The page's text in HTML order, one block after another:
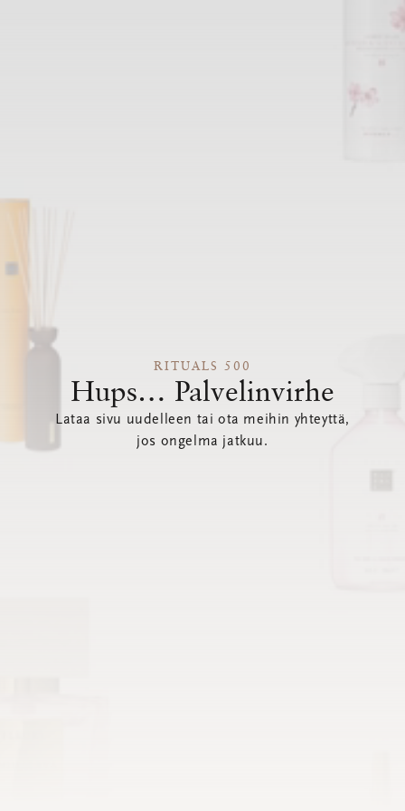
RITUALS 500
Hups… Palvelinvirhe
Lataa sivu uudelleen tai ota meihin yhteyttä,
jos ongelma jatkuu.